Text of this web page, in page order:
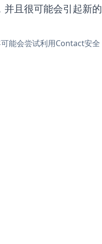
且很可能会引起新的
能会尝试利用Contact安全